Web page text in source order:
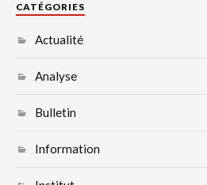
CATÉGORIES
Actualité
Analyse
Bulletin
Information